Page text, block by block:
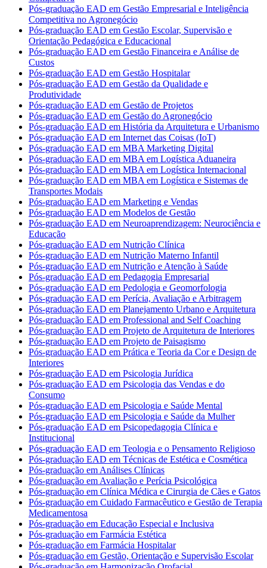
Pós-graduação EAD em Gestão Empresarial e Inteligência
Competitiva no Agronegócio
Pós-graduação EAD em Gestão Escolar, Supervisão e
Orientação Pedagógica e Educacional
Pós-graduação EAD em Gestão Financeira e Análise de
Custos
Pós-graduação EAD em Gestão Hospitalar
Pós-graduação EAD em Gestão da Qualidade e
Produtividade
Pós-graduação EAD em Gestão de Projetos
Pós-graduação EAD em Gestão do Agronegócio
Pós-graduação EAD em História da Arquitetura e Urbanismo
Pós-graduação EAD em Internet das Coisas (IoT)
Pós-graduação EAD em MBA Marketing Digital
Pós-graduação EAD em MBA em Logística Aduaneira
Pós-graduação EAD em MBA em Logística Internacional
Pós-graduação EAD em MBA em Logística e Sistemas de
Transportes Modais
Pós-graduação EAD em Marketing e Vendas
Pós-graduação EAD em Modelos de Gestão
Pós-graduação EAD em Neuroaprendizagem: Neurociência e
Educação
Pós-graduação EAD em Nutrição Clínica
Pós-graduação EAD em Nutrição Materno Infantil
Pós-graduação EAD em Nutrição e Atenção à Saúde
Pós-graduação EAD em Pedagogia Empresarial
Pós-graduação EAD em Pedologia e Geomorfologia
Pós-graduação EAD em Perícia, Avaliação e Arbitragem
Pós-graduação EAD em Planejamento Urbano e Arquitetura
Pós-graduação EAD em Professional and Self Coaching
Pós-graduação EAD em Projeto de Arquitetura de Interiores
Pós-graduação EAD em Projeto de Paisagismo
Pós-graduação EAD em Prática e Teoria da Cor e Design de
Interiores
Pós-graduação EAD em Psicologia Jurídica
Pós-graduação EAD em Psicologia das Vendas e do
Consumo
Pós-graduação EAD em Psicologia e Saúde Mental
Pós-graduação EAD em Psicologia e Saúde da Mulher
Pós-graduação EAD em Psicopedagogia Clínica e
Institucional
Pós-graduação EAD em Teologia e o Pensamento Religioso
Pós-graduação EAD em Técnicas de Estética e Cosmética
Pós-graduação em Análises Clínicas
Pós-graduação em Avaliação e Perícia Psicológica
Pós-graduação em Clínica Médica e Cirurgia de Cães e Gatos
Pós-graduação em Cuidado Farmacêutico e Gestão de Terapia
Medicamentosa
Pós-graduação em Educação Especial e Inclusiva
Pós-graduação em Farmácia Estética
Pós-graduação em Farmácia Hospitalar
Pós-graduação em Gestão, Orientação e Supervisão Escolar